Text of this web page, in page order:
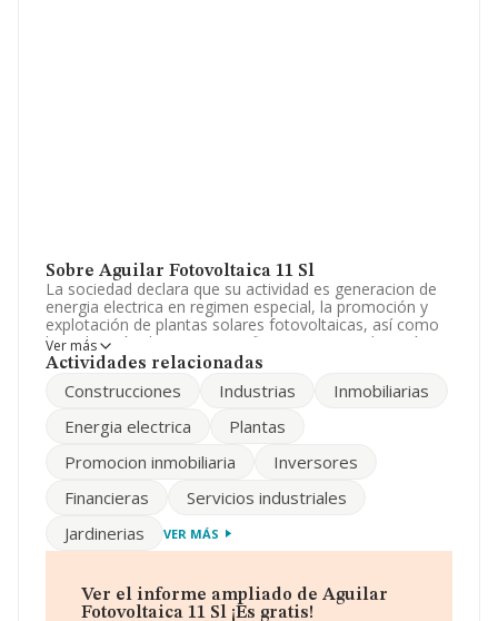
Sobre Aguilar Fotovoltaica 11 Sl
La sociedad declara que su actividad es generacion de
energia electrica en regimen especial, la promoción y
explotación de plantas solares fotovoltaicas, así como
la realización de inversiones financieras y explotación
inmobiliaria. La sociedad está registrada como Sociedad
6812. La empresa no tiene actividad en mercados
B91646364, está situada en Calle Monte Carmelo núm.
sobre 231.218 compañías, la facturación en el ámbito
nacional alcanza los 29.817 millones de euros y se
entre todas las compañías. En cuanto a la información
relativa a la provincia de Sevilla, en la base de datos de
Ver más
Actividades relacionadas
Construcciones Industrias
Inmobiliarias
Energia electrica
Plantas
Promocion inmobiliaria
Inversores
Financieras
Servicios industriales
Jardinerias
VER MÁS
Ver el informe ampliado de Aguilar
Fotovoltaica 11 Sl ¡Es gratis!